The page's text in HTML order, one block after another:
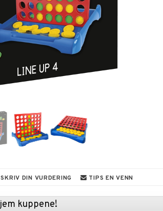
SKRIV DIN VURDERING TIPS EN VENN
kuppene!